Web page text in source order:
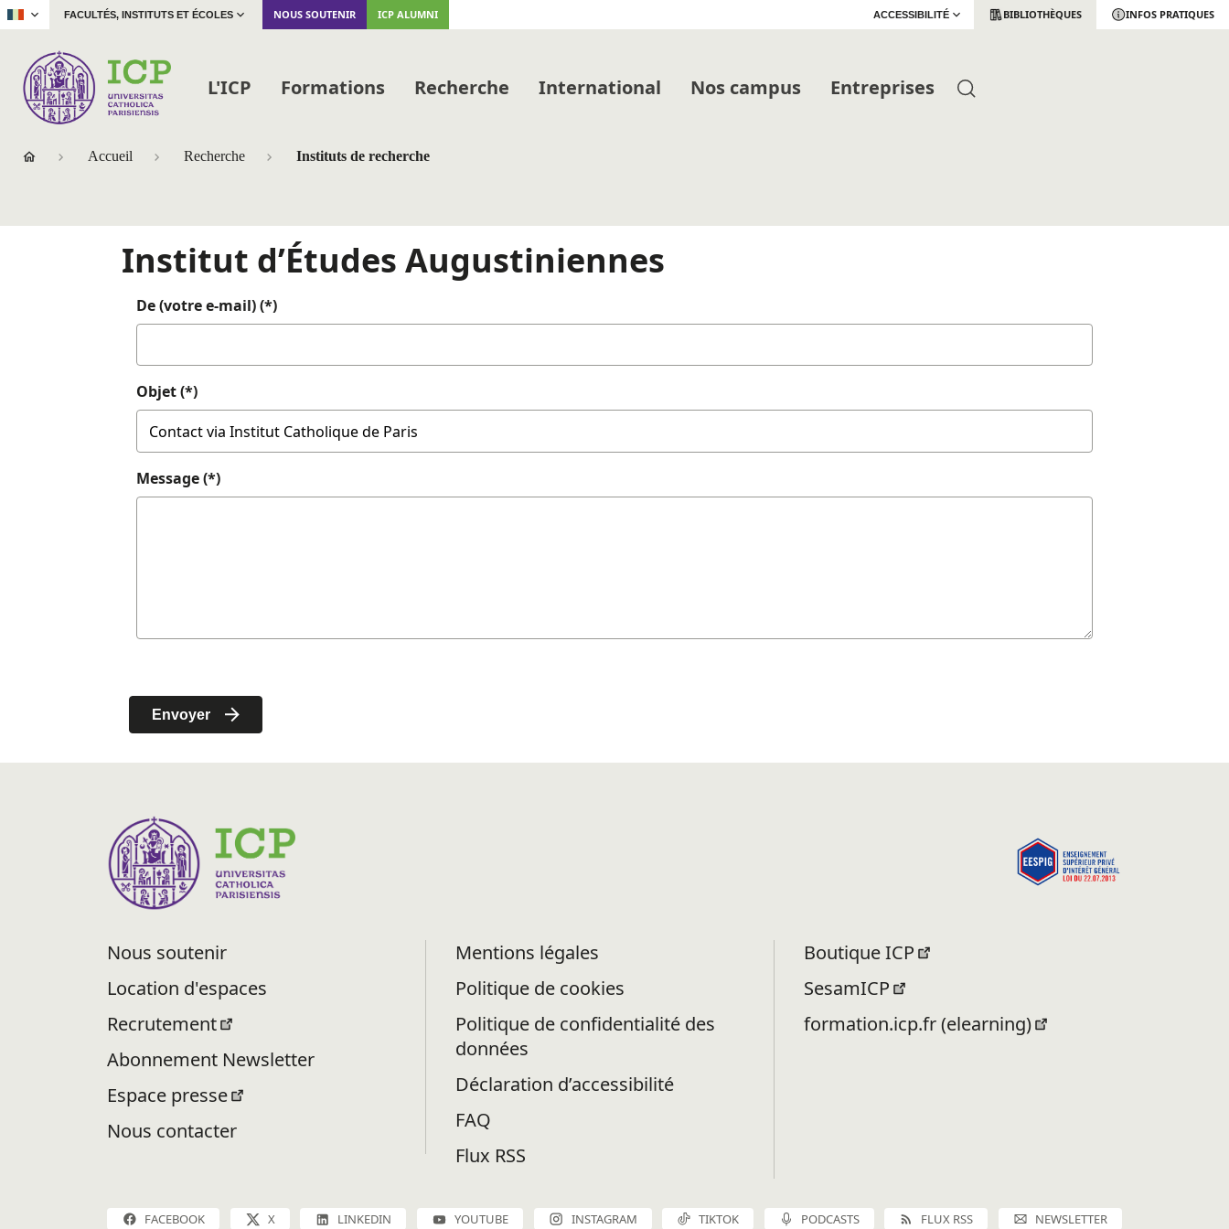
| FACULTÉS, INSTITUTS ET ÉCOLES NOUS SOUTENIR ICP ALUMNI ACCESSIBILITÉ BIBLIOTHÈQUES INFOS PRATIQUES
L'ICP Formations Recherche International Nos campus Entreprises
Accueil Recherche Instituts de recherche
Institut d’Études Augustiniennes
De (votre e-mail) (*)
Objet (*)
Message (*)
Nous soutenir
Location d'espaces
Recrutement
Abonnement Newsletter
Espace presse
Nous contacter
Mentions légales
Politique de cookies
Politique de confidentialité des
données
Déclaration d’accessibilité
FAQ
Flux RSS
Boutique ICP
SesamICP
formation.icp.fr (elearning)
FACEBOOK X LINKEDIN YOUTUBE INSTAGRAM TIKTOK PODCASTS FLUX RSS NEWSLETTER